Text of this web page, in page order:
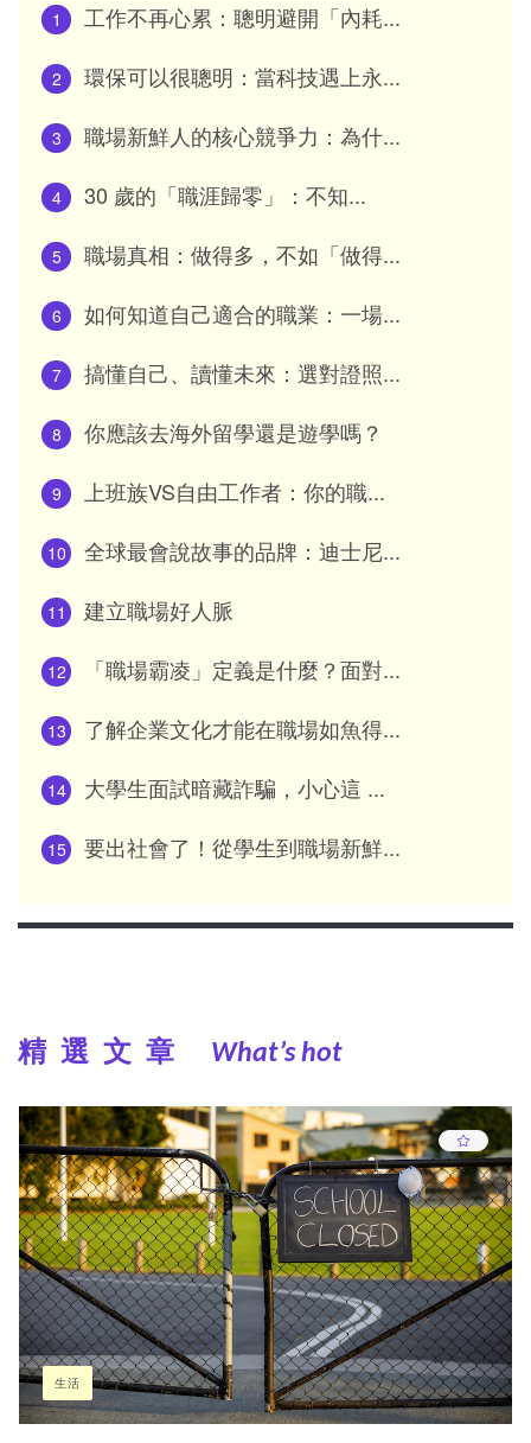
1 工作不再心累：聰明避開「內耗...
2 環保可以很聰明：當科技遇上永...
3 職場新鮮人的核心競爭力：為什...
4 30 歲的「職涯歸零」：不知...
5 職場真相：做得多，不如「做得...
6 如何知道自己適合的職業：一場...
7 搞懂自己、讀懂未來：選對證照...
8 你應該去海外留學還是遊學嗎？
9 上班族VS自由工作者：你的職...
10 全球最會說故事的品牌：迪士尼...
11 建立職場好人脈
12 「職場霸凌」定義是什麼？面對...
13 了解企業文化才能在職場如魚得...
14 大學生面試暗藏詐騙，小心這 ...
15 要出社會了！從學生到職場新鮮...
精選文章 What’s hot
生活